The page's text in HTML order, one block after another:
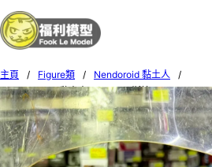
主頁 / Figure類 / Nendoroid 黏土人
/
GOODSMILE 黏土人 #2800 哥斯拉 (2016) 18377